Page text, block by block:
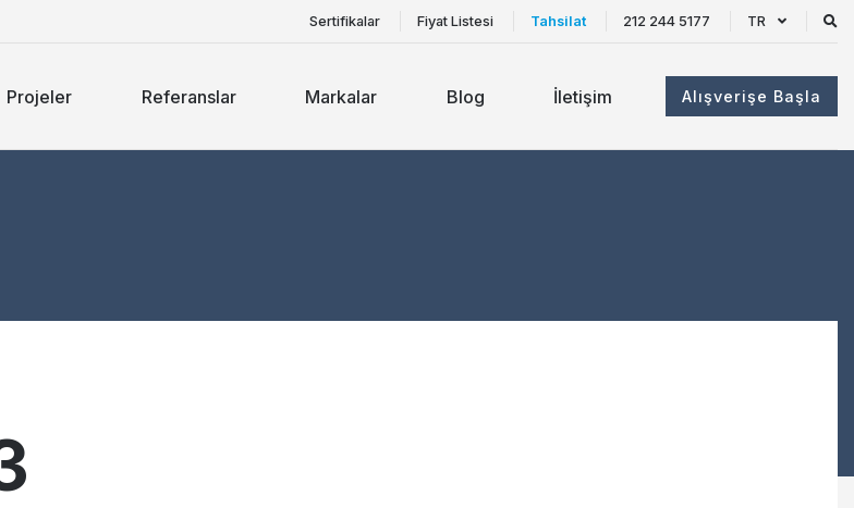
Sertifikalar Fiyat Listesi Tahsilat 212 244 5177 TR
Projeler Referanslar Markalar Blog İletişim Alışverişe Başla